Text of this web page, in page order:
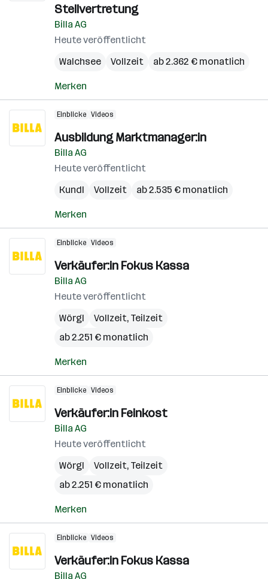
Stellvertretung
Billa AG
Heute veröffentlicht
Walchsee
Vollzeit ab 2.362 € monatlich
Merken
Einblicke Videos
Ausbildung Marktmanager:in
Billa AG
Heute veröffentlicht
Kundl
Vollzeit ab 2.535 € monatlich
Merken
Einblicke Videos
Verkäufer:in Fokus Kassa
Billa AG
Heute veröffentlicht
Wörgl
Vollzeit, Teilzeit
ab 2.251 € monatlich
Merken
Einblicke Videos
Verkäufer:in Feinkost
Billa AG
Heute veröffentlicht
Wörgl
Vollzeit, Teilzeit
ab 2.251 € monatlich
Merken
Einblicke Videos
Verkäufer:in Fokus Kassa
Billa AG